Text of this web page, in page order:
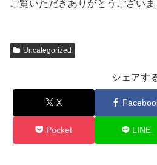
ご覧いただきありがとうございま
Uncategorized
シェアす
X
Pocket LINE